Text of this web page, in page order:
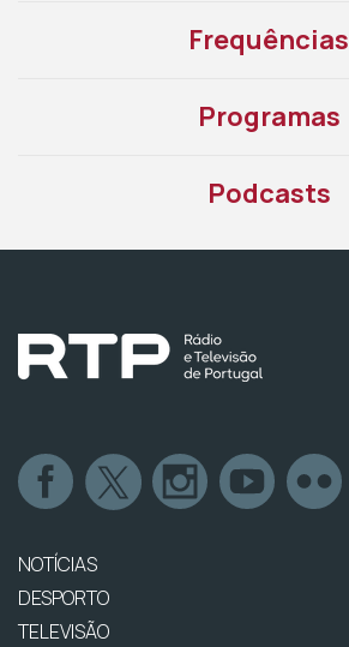
Frequências
Programas
Podcasts
NOTÍCIAS
DESPORTO
TELEVISÃO